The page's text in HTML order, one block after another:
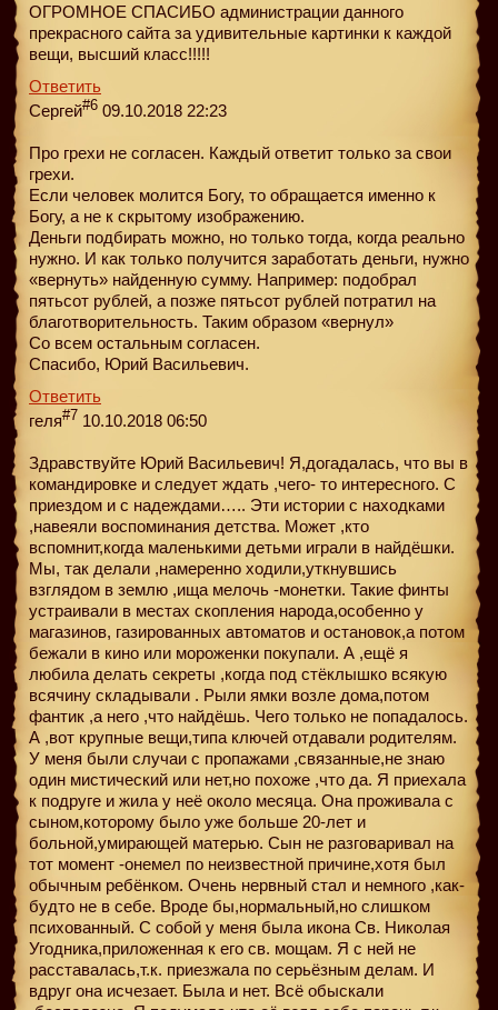
ОГРОМНОЕ СПАСИБО администрации данного
прекрасного сайта за удивительные картинки к каждой
вещи, высший класс!!!!!
Ответить
Сергей#6 09.10.2018 22:23
Про грехи не согласен. Каждый ответит только за свои
грехи.
Если человек молится Богу, то обращается именно к
Богу, а не к скрытому изображению.
Деньги подбирать можно, но только тогда, когда реально
нужно. И как только получится заработать деньги, нужно
«вернуть» найденную сумму. Например: подобрал
пятьсот рублей, а позже пятьсот рублей потратил на
благотворительность. Таким образом «вернул»
Со всем остальным согласен.
Спасибо, Юрий Васильевич.
Ответить
геля#7 10.10.2018 06:50
Здравствуйте Юрий Васильевич! Я,догадалась, что вы в
командировке и следует ждать ,чего- то интересного. С
приездом и с надеждами….. Эти истории с находками
,навеяли воспоминания детства. Может ,кто
вспомнит,когда маленькими детьми играли в найдёшки.
Мы, так делали ,намеренно ходили,уткнувшись
взглядом в землю ,ища мелочь -монетки. Такие финты
устраивали в местах скопления народа,особенно у
магазинов, газированных автоматов и остановок,а потом
бежали в кино или мороженки покупали. А ,ещё я
любила делать секреты ,когда под стёклышко всякую
всячину складывали . Рыли ямки возле дома,потом
фантик ,а него ,что найдёшь. Чего только не попадалось.
А ,вот крупные вещи,типа ключей отдавали родителям.
У меня были случаи с пропажами ,связанные,не знаю
один мистический или нет,но похоже ,что да. Я приехала
к подруге и жила у неё около месяца. Она проживала с
сыном,которому было уже больше 20-лет и
больной,умирающей матерью. Сын не разговаривал на
тот момент -онемел по неизвестной причине,хотя был
обычным ребёнком. Очень нервный стал и немного ,как-
будто не в себе. Вроде бы,нормальный,но слишком
психованный. С собой у меня была икона Св. Николая
Угодника,приложенная к его св. мощам. Я с ней не
расставалась,т.к. приезжала по серьёзным делам. И
вдруг она исчезает. Была и нет. Всё обыскали